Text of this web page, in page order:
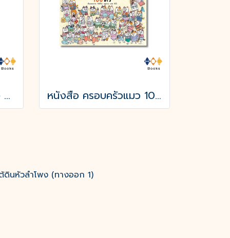
หนังสือ เจ้าชายน้อย Le Petit Prince หนังสือ ครอบครัวแมว 100 ตัว (ปกแข็ง)
นหัวลำโพง (ทางออก 1)